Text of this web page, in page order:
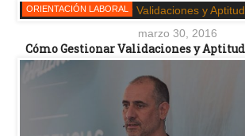
ORIENTACIÓN LABORAL
marzo 30, 2016
Cómo Gestionar Validaciones y